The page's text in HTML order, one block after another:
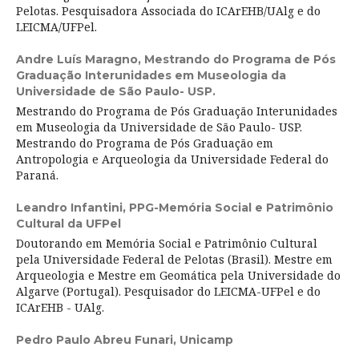
Pelotas. Pesquisadora Associada do ICArEHB/UAlg e do
LEICMA/UFPel.
Andre Luís Maragno, Mestrando do Programa de Pós
Graduação Interunidades em Museologia da
Universidade de São Paulo- USP.
Mestrando do Programa de Pós Graduação Interunidades
em Museologia da Universidade de São Paulo- USP.
Mestrando do Programa de Pós Graduação em
Antropologia e Arqueologia da Universidade Federal do
Paraná.
Leandro Infantini, PPG-Memória Social e Patrimônio
Cultural da UFPel
Doutorando em Memória Social e Patrimônio Cultural
pela Universidade Federal de Pelotas (Brasil). Mestre em
Arqueologia e Mestre em Geomática pela Universidade do
Algarve (Portugal). Pesquisador do LEICMA-UFPel e do
ICArEHB - UAlg.
Pedro Paulo Abreu Funari, Unicamp